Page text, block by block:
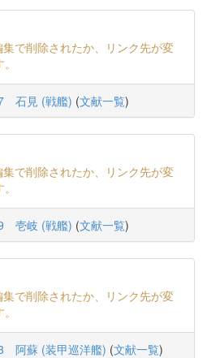
集で削除されたか、リンク先が変
石見 (戦艦) (文献一覧)
集で削除されたか、リンク先が変
壱岐 (戦艦) (文献一覧)
集で削除されたか、リンク先が変
阿蘇 (装甲巡洋艦) (文献一覧)